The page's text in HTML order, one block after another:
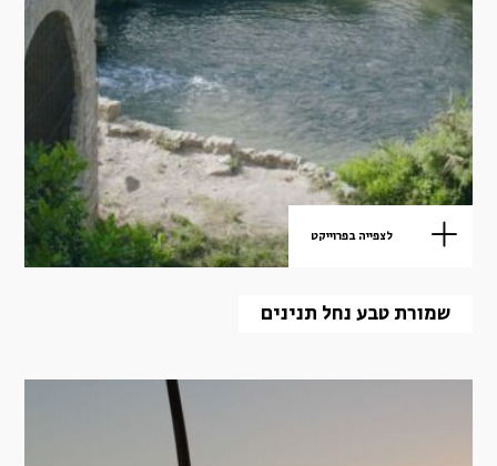
לצפייה בפרוייקט
שמורת טבע נחל תנינים